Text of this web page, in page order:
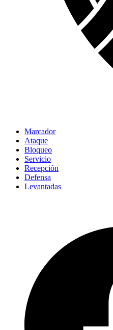
Marcador
Ataque
Bloqueo
Servicio
Recepción
Defensa
Levantadas